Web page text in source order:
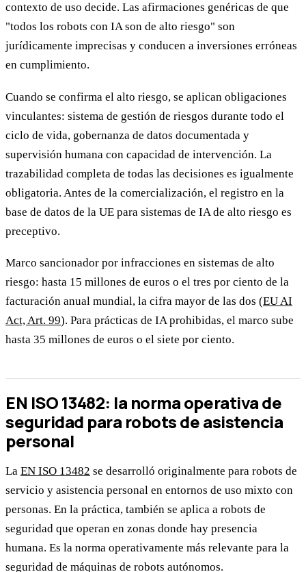
contexto de uso decide. Las afirmaciones genéricas de que
"todos los robots con IA son de alto riesgo" son
jurídicamente imprecisas y conducen a inversiones erróneas
en cumplimiento.
Cuando se confirma el alto riesgo, se aplican obligaciones
vinculantes: sistema de gestión de riesgos durante todo el
ciclo de vida, gobernanza de datos documentada y
supervisión humana con capacidad de intervención. La
trazabilidad completa de todas las decisiones es igualmente
obligatoria. Antes de la comercialización, el registro en la
base de datos de la UE para sistemas de IA de alto riesgo es
preceptivo.
Marco sancionador por infracciones en sistemas de alto
riesgo: hasta 15 millones de euros o el tres por ciento de la
facturación anual mundial, la cifra mayor de las dos (EU AI
Act, Art. 99). Para prácticas de IA prohibidas, el marco sube
hasta 35 millones de euros o el siete por ciento.
EN ISO 13482: la norma operativa de
seguridad para robots de asistencia
personal
La EN ISO 13482 se desarrolló originalmente para robots de
servicio y asistencia personal en entornos de uso mixto con
personas. En la práctica, también se aplica a robots de
seguridad que operan en zonas donde hay presencia
humana. Es la norma operativamente más relevante para la
seguridad de máquinas de robots autónomos.